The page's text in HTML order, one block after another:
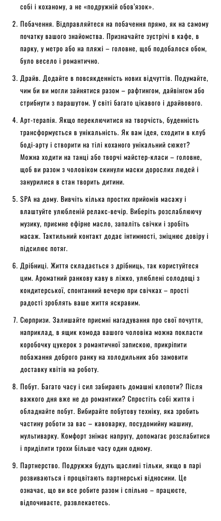
собі і коханому, а не «подружній обов’язок».
Побачення. Відправляйтеся на побачення прямо, як на самому
початку вашого знайомства. Призначайте зустрічі в кафе, в
парку, у метро або на пляжі – головне, щоб подобалося обом,
було весело і романтично.
Драйв. Додайте в повсякденність нових відчуттів. Подумайте,
чим би ви могли зайнятися разом – рафтингом, дайвінгом або
стрибнути з парашутом. У світі багато цікавого і драйвового.
Арт-терапія. Якщо переключитися на творчість, буденність
трансформується в унікальність. Як вам ідея, сходити в клуб
боді-арту і створити на тілі коханого унікальний сюжет?
Можна ходити на танці або творчі майстер-класи – головне,
щоб ви разом з чоловіком скинули маски дорослих людей і
занурилися в стан творить дитини.
SPA на дому. Вивчіть кілька простих прийомів масажу і
влаштуйте улюбленій релакс-вечір. Виберіть розслаблюючу
музику, приємне ефірне масло, запаліть свічки і зробіть
масаж. Тактильний контакт додає інтимності, зміцнює довіру і
підсилює потяг.
Дрібниці. Життя складається з дрібниць, так користуйтеся
цим. Ароматний ранкову каву в ліжко, улюблені солодощі з
кондитерської, спонтанний вечерю при свічках – прості
радості зроблять ваше життя яскравим.
Сюрпризи. Залишайте приємні нагадування про свої почуття,
наприклад, в ящик комода вашого чоловіка можна покласти
коробочку цукерок з романтичної запискою, прикріпити
побажання доброго ранку на холодильник або замовити
доставку квітів на роботу.
Побут. Багато часу і сил забирають домашні клопоти? Після
важкого дня вже не до романтики? Спростіть собі життя і
обладнайте побут. Вибирайте побутову техніку, яка зробить
частину роботи за вас – кавоварку, посудомийну машину,
мультиварку. Комфорт знімає напругу, допомагає розслабитися
і приділити трохи більше часу один одному.
Партнерство. Подружжя будуть щасливі тільки, якщо в парі
розвиваються і процвітають партнерські відносини. Це
означає, що ви все робите разом і спільно – працюєте,
відпочиваєте, развлекаетесь.